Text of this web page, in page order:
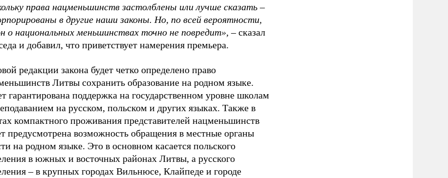
права нацменьшинств застолблены или лучше сказать –
в другие наши законы. Но, по всей вероятности,
о национальных меньшинствах точно не повредит», – сказал
и добавил, что приветствует намерения премьера.
редакции закона будет четко определено право
Литвы сохранить образование на родном языке.
гарантирована поддержка на государственном уровне школам
на русском, польском и других языках. Также в
компактного проживания представителей нацменьшинств
предусмотрена возможность обращения в местные органы
на родном языке. Это в основном касается польского
в южных и восточных районах Литвы, а русского
– в крупных городах Вильнюсе, Клайпеде и городе